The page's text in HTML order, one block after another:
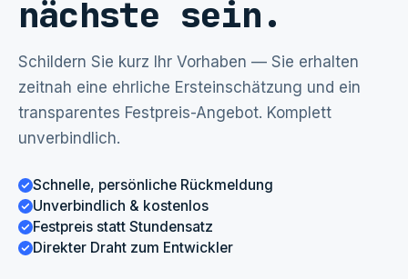
nächste sein.
Schildern Sie kurz Ihr Vorhaben — Sie erhalten
zeitnah eine ehrliche Ersteinschätzung und ein
transparentes Festpreis-Angebot. Komplett
unverbindlich.
Schnelle, persönliche Rückmeldung
Unverbindlich & kostenlos
Festpreis statt Stundensatz
Direkter Draht zum Entwickler